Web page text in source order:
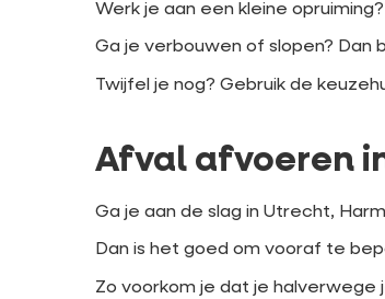
Werk je aan een kleine
Ga je verbouwen of slopen?
Twijfel je nog? Gebruik de
Afval afvoeren
Ga je aan de slag in Utrecht,
Dan is het goed om vooraf te
Zo voorkom je dat je halverwege